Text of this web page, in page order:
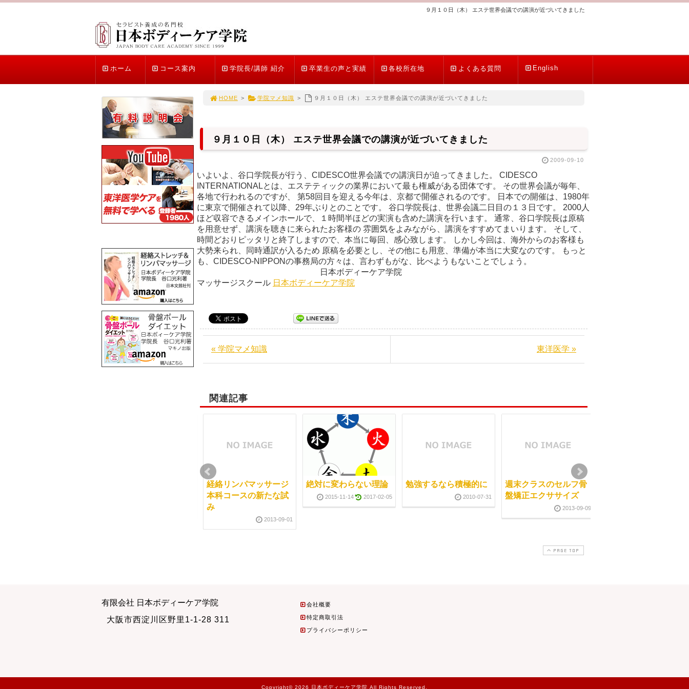
９月１０日（木） エステ世界会議での講演が近づいてきました
ホーム コース案内 学院長/講師 紹介 卒業生の声と実績 各校所在地 よくある質問 English
HOME > 学院マメ知識 > ９月１０日（木） エステ世界会議での講演が近づいてきました
９月１０日（木） エステ世界会議での講演が近づいてきました
2009-09-10
いよいよ、谷口学院長が行う、CIDESCO世界会議での講演日が迫ってきました。 CIDESCO
INTERNATIONALとは、エステティックの業界において最も権威がある団体です。 その世界会議が毎年、
各地で行われるのですが、 第58回目を迎える今年は、京都で開催されるのです。 日本での開催は、1980年
に東京で開催されて以降、29年ぶりとのことです。 谷口学院長は、世界会議二日目の１３日です。 2000人
ほど収容できるメインホールで、１時間半ほどの実演も含めた講演を行います。 通常、谷口学院長は原稿
を用意せず、講演を聴きに来られたお客様の 雰囲気をよみながら、講演をすすめてまいります。 そして、
時間どおりピッタリと終了しますので、本当に毎回、感心致します。 しかし今回は、海外からのお客様も
大勢来られ、同時通訳が入るため 原稿を必要とし、その他にも用意、準備が本当に大変なのです。 もっと
も、CIDESCO-NIPPONの事務局の方々は、言わずもがな、比べようもないことでしょう。
日本ボディーケア学院
マッサージスクール 日本ボディーケア学院
« 学院マメ知識 東洋医学 »
関連記事
経絡リンパマッサージ
本科コースの新たな試
み
2013-09-01
絶対に変わらない理論
2015-11-14 2017-02-05
勉強するなら積極的に
2010-07-31
週末クラスのセルフ骨
盤矯正エクササイズ
2013-09-09
１回目よりも２回目
PAGE TOP
有限会社 日本ボディーケア学院
大阪市西淀川区野里1-1-28 311
会社概要
特定商取引法
プライバシーポリシー
Copyright© 2026 日本ボディーケア学院 All Rights Reserved.